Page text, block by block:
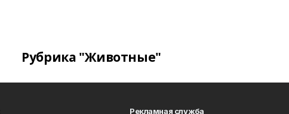
Рубрика "Животные"
Рекламная служба